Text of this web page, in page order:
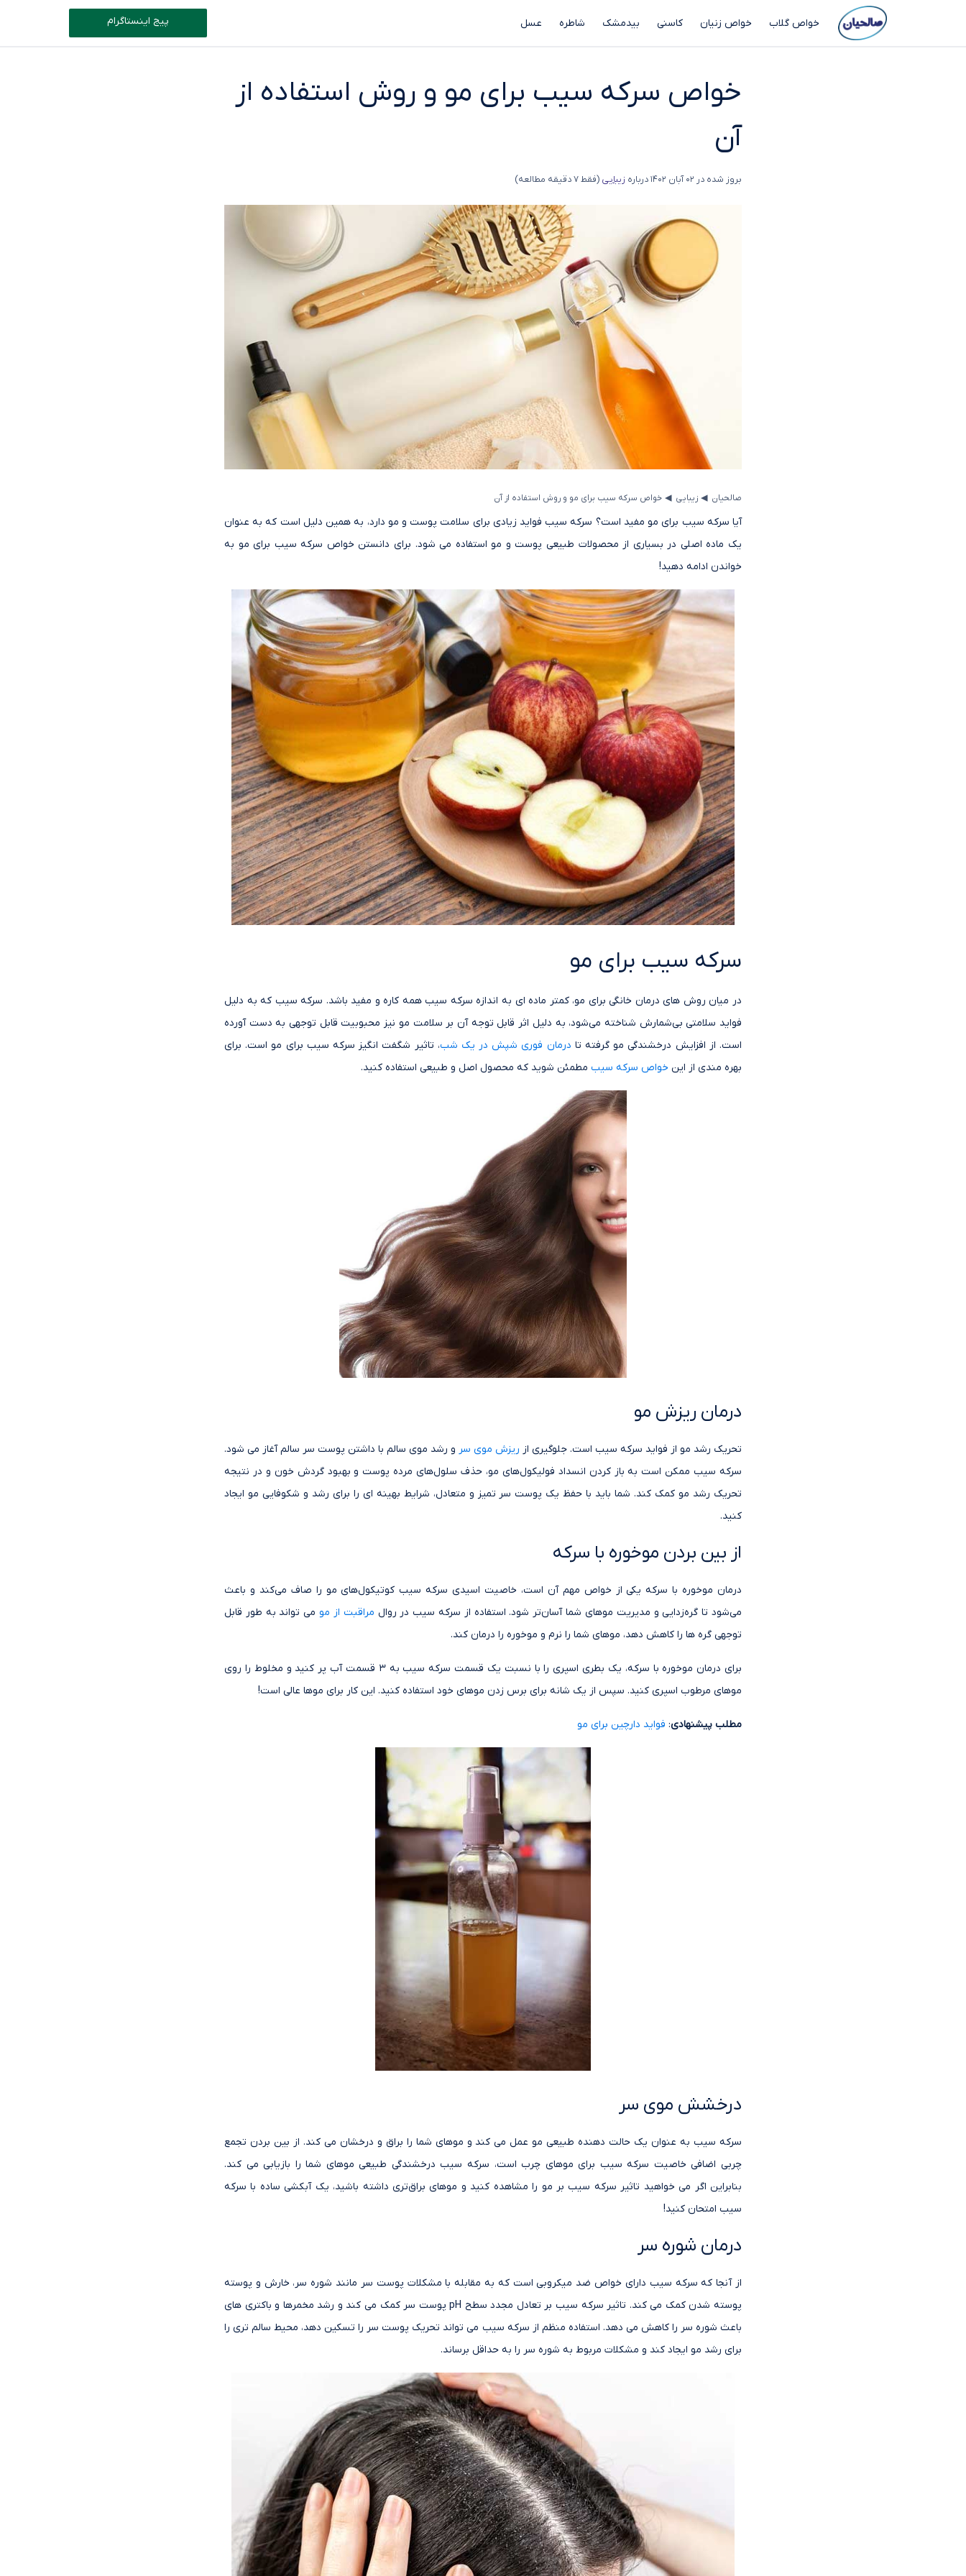
خواص گلاب خواص زنیان کاسنی بیدمشک شاطره عسل پیج اینستاگرام
خواص سرکه سیب برای مو و روش استفاده از
آن
بروز شده در 02 آبان 1402 درباره زیبایی (فقط 7 دقیقه مطالعه)
صالحیان ◂ زیبایی ◂ خواص سرکه سیب برای مو و روش استفاده از آن
آیا سرکه سیب برای مو مفید است؟ سرکه سیب فواید زیادی برای سلامت پوست و مو دارد، به همین دلیل است که به عنوان
یک ماده اصلی در بسیاری از محصولات طبیعی پوست و مو استفاده می شود. برای دانستن خواص سرکه سیب برای مو به
خواندن ادامه دهید!
سرکه سیب برای مو
در میان روش های درمان خانگی برای مو، کمتر ماده ای به اندازه سرکه سیب همه کاره و مفید باشد. سرکه سیب که به دلیل
فواید سلامتی بی‌شمارش شناخته می‌شود، به دلیل اثر قابل توجه آن بر سلامت مو نیز محبوبیت قابل توجهی به دست آورده
است. از افزایش درخشندگی مو گرفته تا درمان فوری شپش در یک شب، تاثیر شگفت انگیز سرکه سیب برای مو است. برای
بهره مندی از این خواص سرکه سیب مطمئن شوید که محصول اصل و طبیعی استفاده کنید.
درمان ریزش مو
تحریک رشد مو از فواید سرکه سیب است. جلوگیری از ریزش موی سر و رشد موی سالم با داشتن پوست سر سالم آغاز می شود.
سرکه سیب ممکن است به باز کردن انسداد فولیکول‌های مو، حذف سلول‌های مرده پوست و بهبود گردش خون و در نتیجه
تحریک رشد مو کمک کند. شما باید با حفظ یک پوست سر تمیز و متعادل، شرایط بهینه ای را برای رشد و شکوفایی مو ایجاد
کنید.
از بین بردن موخوره با سرکه
درمان موخوره با سرکه یکی از خواص مهم آن است، خاصیت اسیدی سرکه سیب کوتیکول‌های مو را صاف می‌کند و باعث
می‌شود تا گره‌زدایی و مدیریت موهای شما آسان‌تر شود. استفاده از سرکه سیب در روال مراقبت از مومی تواند به طور قابل
توجهی گره ها را کاهش دهد، موهای شما را نرم و موخوره را درمان کند.
برای درمان موخوره با سرکه، یک بطری اسپری را با نسبت یک قسمت سرکه سیب به 3 قسمت آب پر کنید و مخلوط را روی
موهای مرطوب اسپری کنید. سپس از یک شانه برای برس زدن موهای خود استفاده کنید. این کار برای موها عالی است!
مطلب پیشنهادی: فواید دارچین برای مو
درخشش موی سر
سرکه سیب به عنوان یک حالت دهنده طبیعی مو عمل می کند و موهای شما را براق و درخشان می کند. از بین بردن تجمع
چربی اضافی خاصیت سرکه سیب برای موهای چرب است، سرکه سیب درخشندگی طبیعی موهای شما را بازیابی می کند.
بنابراین اگر می خواهید تاثیر سرکه سیب بر مو را مشاهده کنید و موهای براق‌تری داشته باشید، یک آبکشی ساده با سرکه
سیب امتحان کنید!
درمان شوره سر
از آنجا که سرکه سیب دارای خواص ضد میکروبی است که به مقابله با مشکلات پوست سر مانند شوره سر، خارش و پوسته
پوسته شدن کمک می کند. تاثیر سرکه سیب بر تعادل مجدد سطح pH پوست سر کمک می کند و رشد مخمرها و باکتری های
باعث شوره سر را کاهش می دهد. استفاده منظم از سرکه سیب می تواند تحریک پوست سر را تسکین دهد، محیط سالم تری را
برای رشد مو ایجاد کند و مشکلات مربوط به شوره سر را به حداقل برساند.